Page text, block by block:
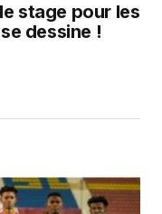
stage pour les
dessine !